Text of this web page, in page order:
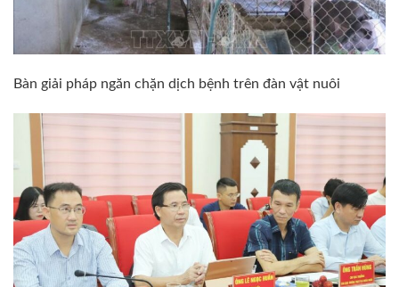
Bàn giải pháp ngăn chặn dịch bệnh trên đàn vật nuôi